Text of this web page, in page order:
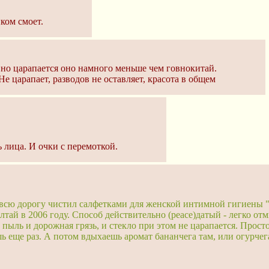
смоет.
царапается оно намного меньше чем говнокитай.
разводов не оставляет, красота в общем
И очки с перемоткой.
дорогу чистил салфетками для женской интимной
в 2006 году. Способ действительно (peace)датый - легко
и дорожная грязь, и стекло при этом не царапается.
еще раз. А потом вдыхаешь аромат бананчега там, или